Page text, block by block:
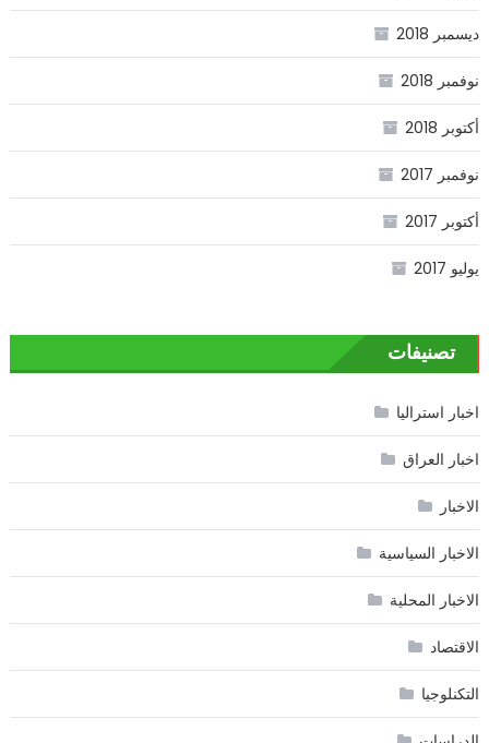
ديسمبر 2018
نوفمبر 2018
أكتوبر 2018
نوفمبر 2017
أكتوبر 2017
يوليو 2017
تصنيفات
اخبار استراليا
اخبار العراق
الاخبار
الاخبار السياسية
الاخبار المحلية
الاقتصاد
التكنلوجيا